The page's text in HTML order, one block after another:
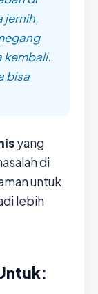
jernih,
kembali.
bisa
yang
di
untuk
lebih